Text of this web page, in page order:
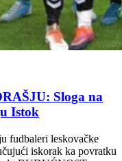
Sloga na
Istok
fudbaleri leskovačke
iskorak ka povratku